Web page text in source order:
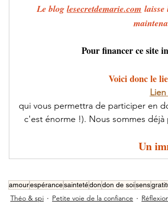
Le blog lesecretdemarie.com laisse
Pour financer ce site
Voici donc le
qui vous permettra de participer en
c'est énorme !). Nous sommes
Un
amourespérancesaintetédondon de soisens
Théo & spi Petite voie de la confiance